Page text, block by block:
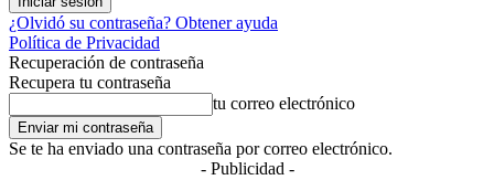
¿Olvidó su contraseña? Obtener ayuda
Política de Privacidad
Recuperación de contraseña
Recupera tu contraseña
tu correo electrónico
Se te ha enviado una contraseña por correo electrónico.
- Publicidad -